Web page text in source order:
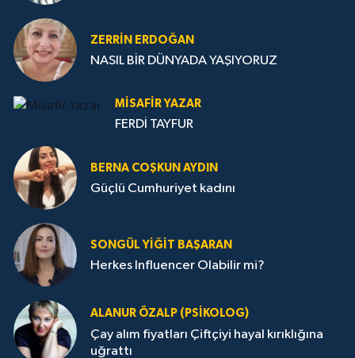
ZERRIN ERDOĞAN
NASIL BİR DÜNYADA YAŞIYORUZ
MISAFIR YAZAR
FERDİ TAYFUR
BERNA COŞKUN AYDIN
Güçlü Cumhuriyet kadını
SONGÜL YIĞIT BAŞARAN
Herkes Influencer Olabilir mi?
ALANUR ÖZALP (PSIKOLOG)
Çay alım fiyatları Çiftçiyi hayal kırıklığına
uğrattı